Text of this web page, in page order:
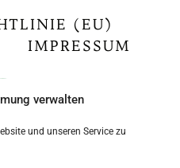
verwalten
und unseren Service zu
(EU)
IMPRESSUM